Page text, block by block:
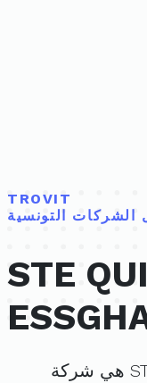
TROVIT
الشركات التونسية
STE
STE QUINCAILLERIE ESSGHAIER هي شركة